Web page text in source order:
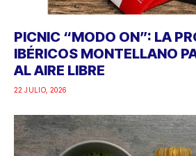
PICNIC “MODO ON”: LA
IBÉRICOS MONTELLANO
AL AIRE LIBRE
22 JULIO, 2026